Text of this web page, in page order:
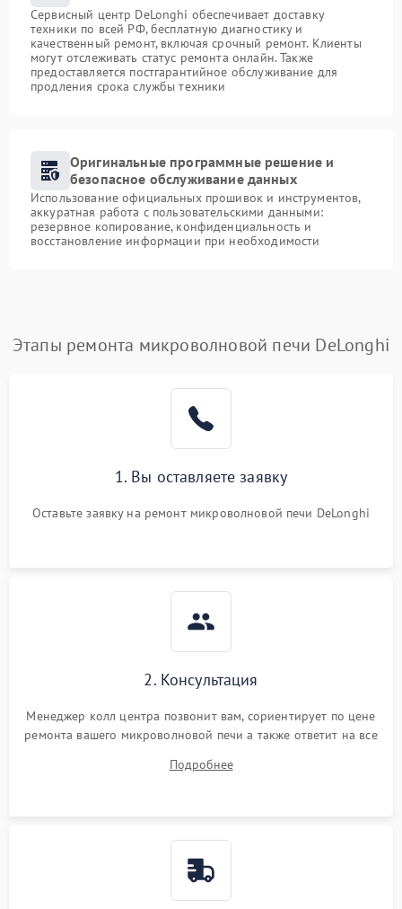
Сервисный центр DeLonghi обеспечивает доставку
техники по всей РФ, бесплатную диагностику и
качественный ремонт, включая срочный ремонт. Клиенты
могут отслеживать статус ремонта онлайн. Также
предоставляется постгарантийное обслуживание для
продления срока службы техники
Оригинальные программные решение и
безопасное обслуживание данных
Использование официальных прошивок и инструментов,
аккуратная работа с пользовательскими данными:
резервное копирование, конфиденциальность и
восстановление информации при необходимости
Этапы ремонта микроволновой печи DeLonghi
1. Вы оставляете заявку
Оставьте заявку на ремонт микроволновой печи DeLonghi
2. Консультация
Менеджер колл центра позвонит вам, сориентирует по цене
ремонта вашего микроволновой печи а также ответит на все
Подробнее